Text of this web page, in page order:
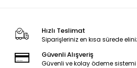
Hızlı Teslimat
Siparişleriniz en kısa sürede
Güvenli Alışveriş
Güvenli ve kolay ödeme sistemi